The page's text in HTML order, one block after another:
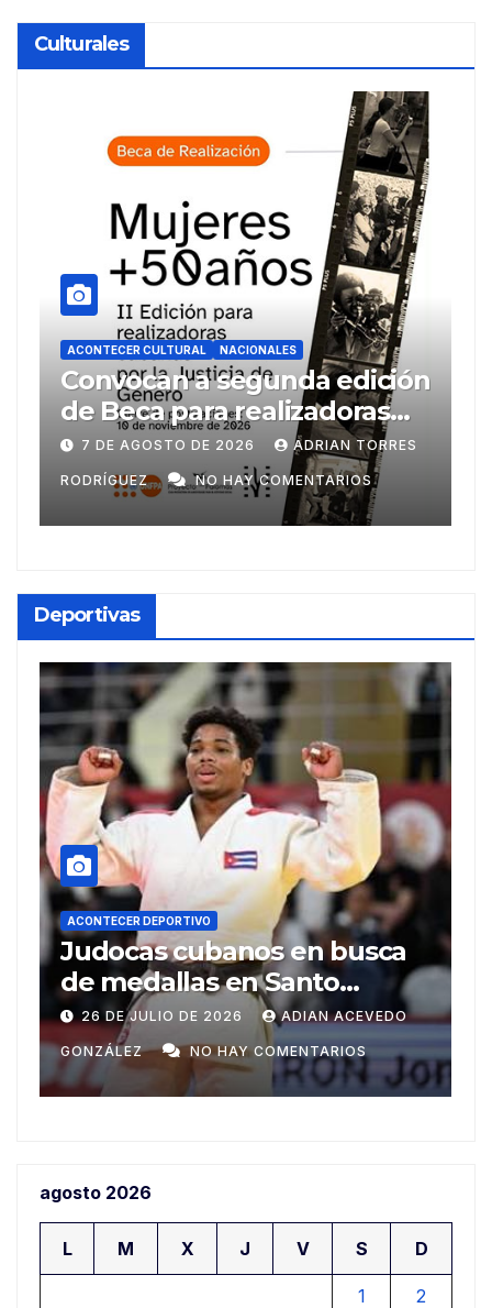
Culturales
edición
ADRIAN TORRES
ACONTECER CULTURAL NACIONALES
Llegaran títulos rusos
FILH2026
6 DE AGOSTO DE 2026
RODRÍGUEZ NO HAY
Deportivas
en busca
Santo
ADIAN ACEVEDO
ACONTECER DEPORTIVO SAN ANTONIO DE
Carrera Andarín
velocidad,
espíritu deportivo
edición
25 DE JULIO DE 2026 ADIAN
GONZÁLEZ NO HAY
agosto 2026
L M X J V S D
1
2